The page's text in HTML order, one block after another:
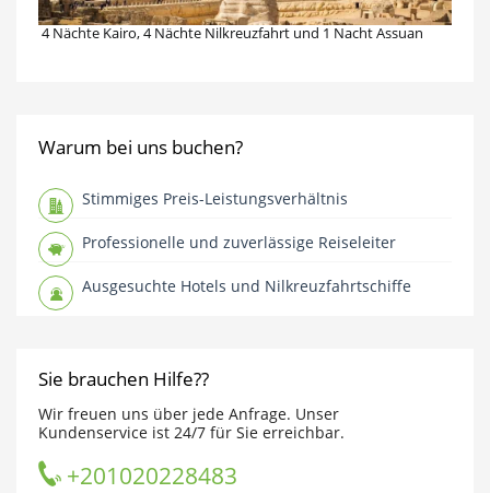
4 Nächte Kairo, 4 Nächte Nilkreuzfahrt und 1 Nacht Assuan
Warum bei uns buchen?
Stimmiges Preis-Leistungsverhältnis
Professionelle und zuverlässige Reiseleiter
Ausgesuchte Hotels und Nilkreuzfahrtschiffe
Sie brauchen Hilfe??
Wir freuen uns über jede Anfrage. Unser
Kundenservice ist 24/7 für Sie erreichbar.
+201020228483